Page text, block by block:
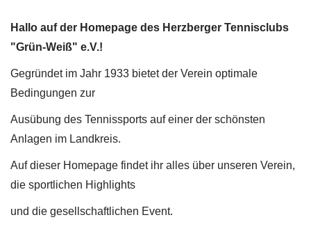
Hallo auf der Homepage des Herzberger Tennisclubs
"Grün-Weiß" e.V.!
Gegründet im Jahr 1933 bietet der Verein optimale
Bedingungen zur
Ausübung des Tennissports auf einer der schönsten
Anlagen im Landkreis.
Auf dieser Homepage findet ihr alles über unseren Verein,
die sportlichen Highlights
und die gesellschaftlichen Event.